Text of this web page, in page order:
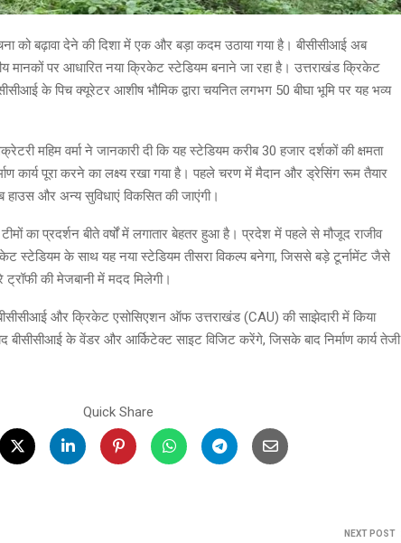
को बढ़ावा देने की दिशा में एक और बड़ा कदम उठाया गया है। बीसीसीआई अब
मानकों पर आधारित नया क्रिकेट स्टेडियम बनाने जा रहा है। उत्तराखंड क्रिकेट
के पिच क्यूरेटर आशीष भौमिक द्वारा चयनित लगभग 50 बीघा भूमि पर यह भव्य
महिम वर्मा ने जानकारी दी कि यह स्टेडियम करीब 30 हजार दर्शकों की क्षमता
कार्य पूरा करने का लक्ष्य रखा गया है। पहले चरण में मैदान और ड्रेसिंग रूम तैयार
और अन्य सुविधाएं विकसित की जाएंगी।
टीमों का प्रदर्शन बीते वर्षों में लगातार बेहतर हुआ है। प्रदेश में पहले से मौजूद राजीव
स्टेडियम के साथ यह नया स्टेडियम तीसरा विकल्प बनेगा, जिससे बड़े टूर्नामेंट जैसे
की मेजबानी में मदद मिलेगी।
बीसीसीआई और क्रिकेट एसोसिएशन ऑफ उत्तराखंड (CAU) की साझेदारी में किया
बीसीसीआई के वेंडर और आर्किटेक्ट साइट विजिट करेंगे, जिसके बाद निर्माण कार्य तेजी
Quick Share
NEXT POST